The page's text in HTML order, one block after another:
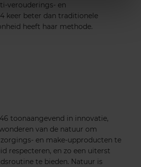
verouderings- en
keer beter dan traditionele
heeft haar methode.
toonaangevend in innovatie,
van de natuur om
en make-upproducten te
respecteren, en zo een uiterst
te bieden. Natuur is